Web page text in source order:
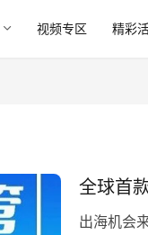
视频专区 精彩
全球首
出海机会